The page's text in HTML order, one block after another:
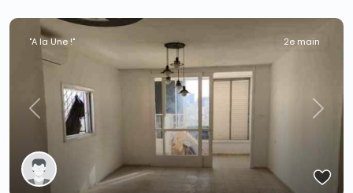
Previous Next
"A la Une !" 2e main